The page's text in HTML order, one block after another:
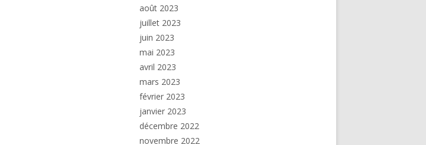
août 2023
juillet 2023
juin 2023
mai 2023
avril 2023
mars 2023
février 2023
janvier 2023
décembre 2022
novembre 2022